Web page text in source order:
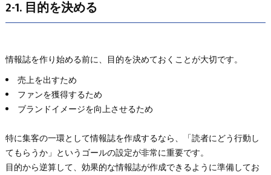
2-1. 目的を決める
情報誌を作り始める前に、目的を決めておくことが大切です。
売上を出すため
ファンを獲得するため
ブランドイメージを向上させるため
特に集客の一環として情報誌を作成するなら、「読者にどう行動し
てもらうか」というゴールの設定が非常に重要です。
目的から逆算して、効果的な情報誌が作成できるように準備してお